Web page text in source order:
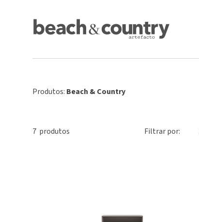
Produtos: Beach & Country
7 produtos Filtrar por: